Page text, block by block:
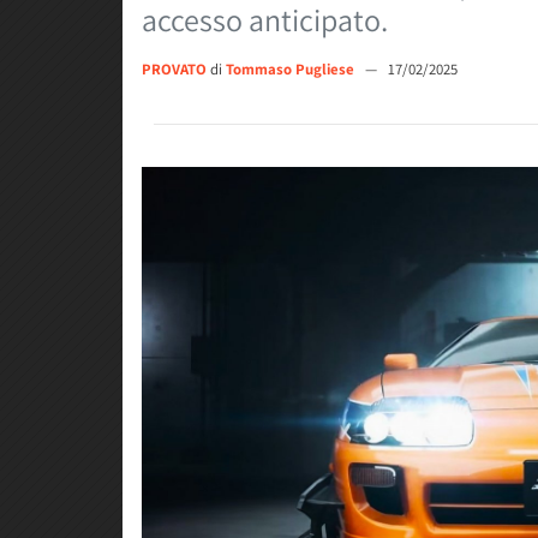
accesso anticipato.
PROVATO di Tommaso Pugliese — 17/02/2025